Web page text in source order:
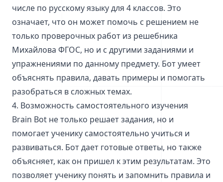
числе по русскому языку для 4 классов. Это
означает, что он может помочь с решением не
только проверочных работ из решебника
Михайлова ФГОС, но и с другими заданиями и
упражнениями по данному предмету. Бот умеет
объяснять правила, давать примеры и помогать
разобраться в сложных темах.
4. Возможность самостоятельного изучения
Brain Bot не только решает задания, но и
помогает ученику самостоятельно учиться и
развиваться. Бот дает готовые ответы, но также
объясняет, как он пришел к этим результатам. Это
позволяет ученику понять и запомнить правила и